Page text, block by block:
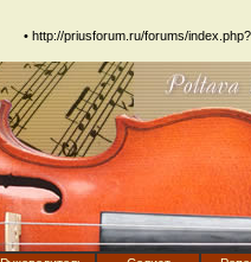
• http://priusforum.ru/forums/